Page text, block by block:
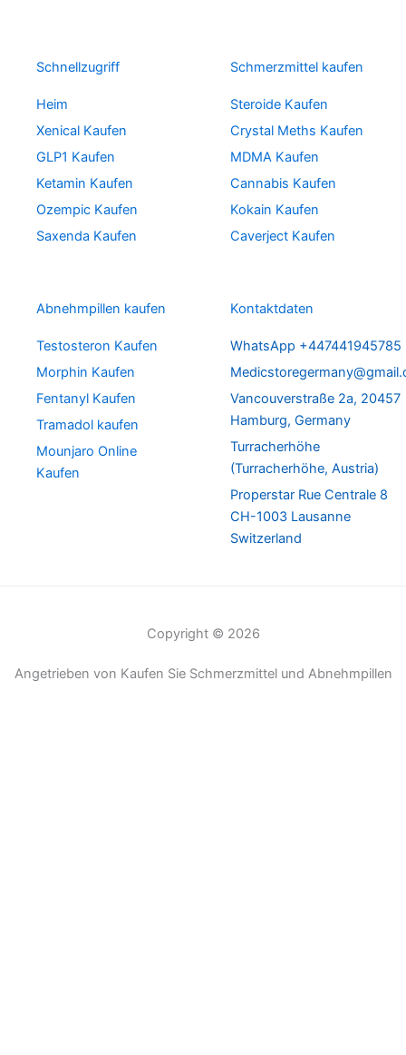
Schnellzugriff
Heim
Xenical Kaufen
GLP1 Kaufen
Ketamin Kaufen
Ozempic Kaufen
Saxenda Kaufen
Schmerzmittel kaufen
Steroide Kaufen
Crystal Meths Kaufen
MDMA Kaufen
Cannabis Kaufen
Kokain Kaufen
Caverject Kaufen
Abnehmpillen kaufen
Testosteron Kaufen
Morphin Kaufen
Fentanyl Kaufen
Tramadol kaufen
Mounjaro Online
Kaufen
Kontaktdaten
WhatsApp +447441945785
Vancouverstraße 2a, 20457
Hamburg, Germany
Turracherhöhe
(Turracherhöhe, Austria)
Properstar Rue Centrale 8
CH-1003 Lausanne
Switzerland
Copyright © 2026
Angetrieben von Kaufen Sie Schmerzmittel und Abnehmpillen